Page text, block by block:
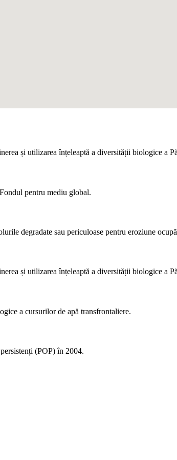
și utilizarea înțeleaptă a diversității biologice a
pentru mediu global.
degradate sau periculoase pentru eroziune
și utilizarea înțeleaptă a diversității biologice a
a cursurilor de apă transfrontaliere.
(POP) în 2004.